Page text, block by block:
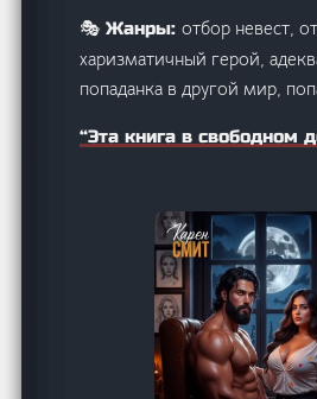
🎭 Жанры:отбор невест,
харизматичный герой,
попаданка в другой мир,
“Эта книга в свободном